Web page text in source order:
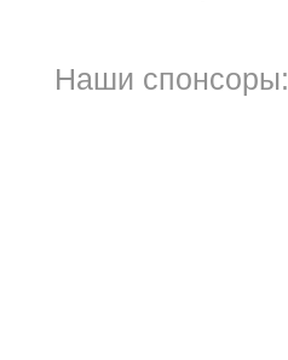
Наши спонсоры: